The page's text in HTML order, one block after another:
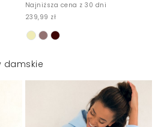
Najniższa cena z 30 dni
239,99 zł
damskie